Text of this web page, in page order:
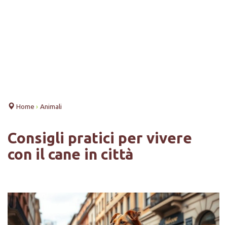
Home › Animali
Consigli pratici per vivere
con il cane in città